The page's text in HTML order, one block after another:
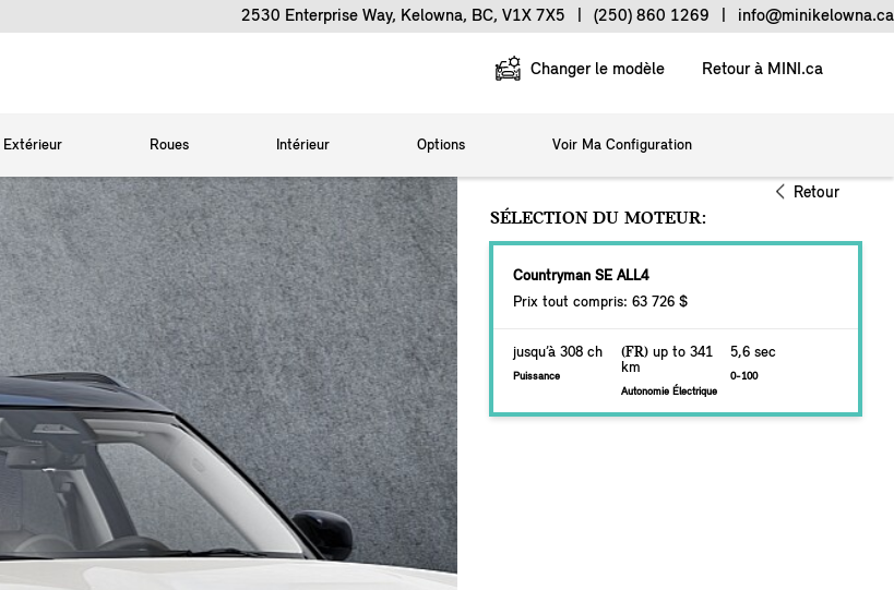
2530 Enterprise Way, Kelowna, BC, V1X 7X5 (250) 860 1269 info@minikelowna.ca
Changer le modèle Retour à MINI.ca
Extérieur Roues Intérieur Options Voir Ma Configuration
Retour
SÉLECTION DU MOTEUR:
Countryman SE ALL4
Prix tout compris: 63 726 $
jusqu’à 308 ch
Puissance
(FR) up to 341
km
Autonomie Électrique
5,6 sec
0-100